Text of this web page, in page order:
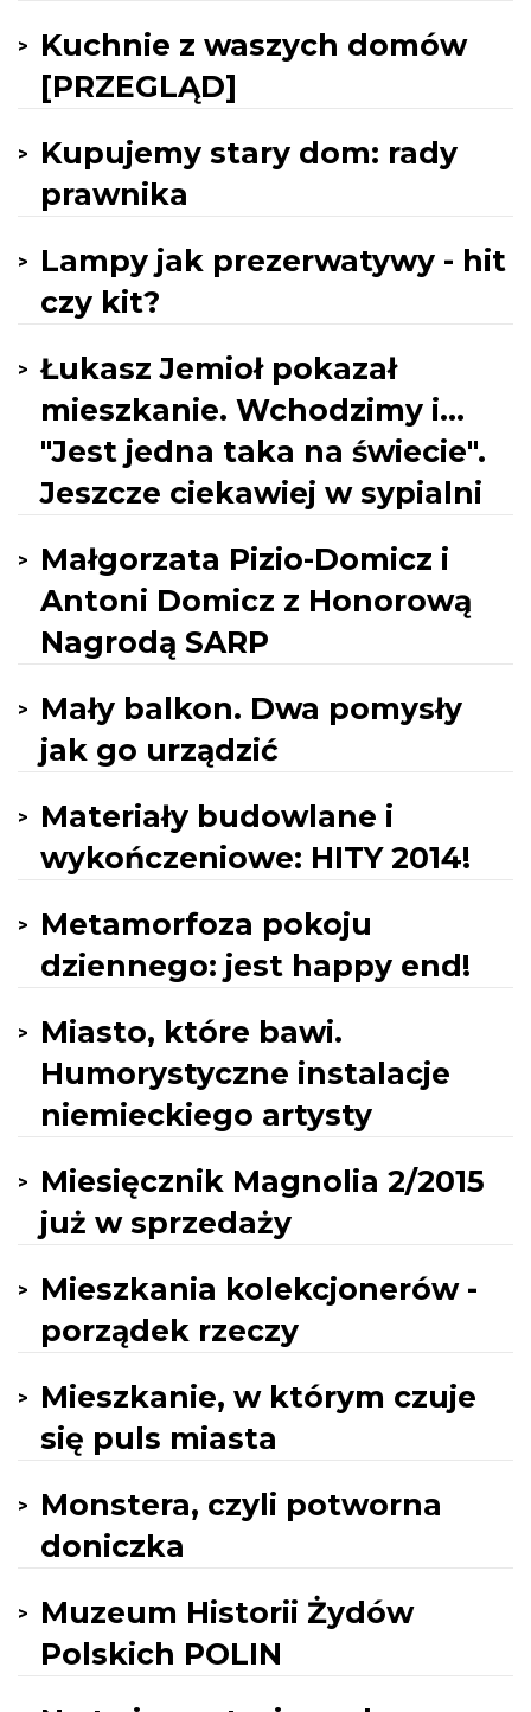
Kuchnie z waszych domów
[PRZEGLĄD]
Kupujemy stary dom: rady
prawnika
Lampy jak prezerwatywy - hit
czy kit?
Łukasz Jemioł pokazał
mieszkanie. Wchodzimy i...
"Jest jedna taka na świecie".
Jeszcze ciekawiej w sypialni
Małgorzata Pizio-Domicz i
Antoni Domicz z Honorową
Nagrodą SARP
Mały balkon. Dwa pomysły
jak go urządzić
Materiały budowlane i
wykończeniowe: HITY 2014!
Metamorfoza pokoju
dziennego: jest happy end!
Miasto, które bawi.
Humorystyczne instalacje
niemieckiego artysty
Miesięcznik Magnolia 2/2015
już w sprzedaży
Mieszkania kolekcjonerów -
porządek rzeczy
Mieszkanie, w którym czuje
się puls miasta
Monstera, czyli potworna
doniczka
Muzeum Historii Żydów
Polskich POLIN